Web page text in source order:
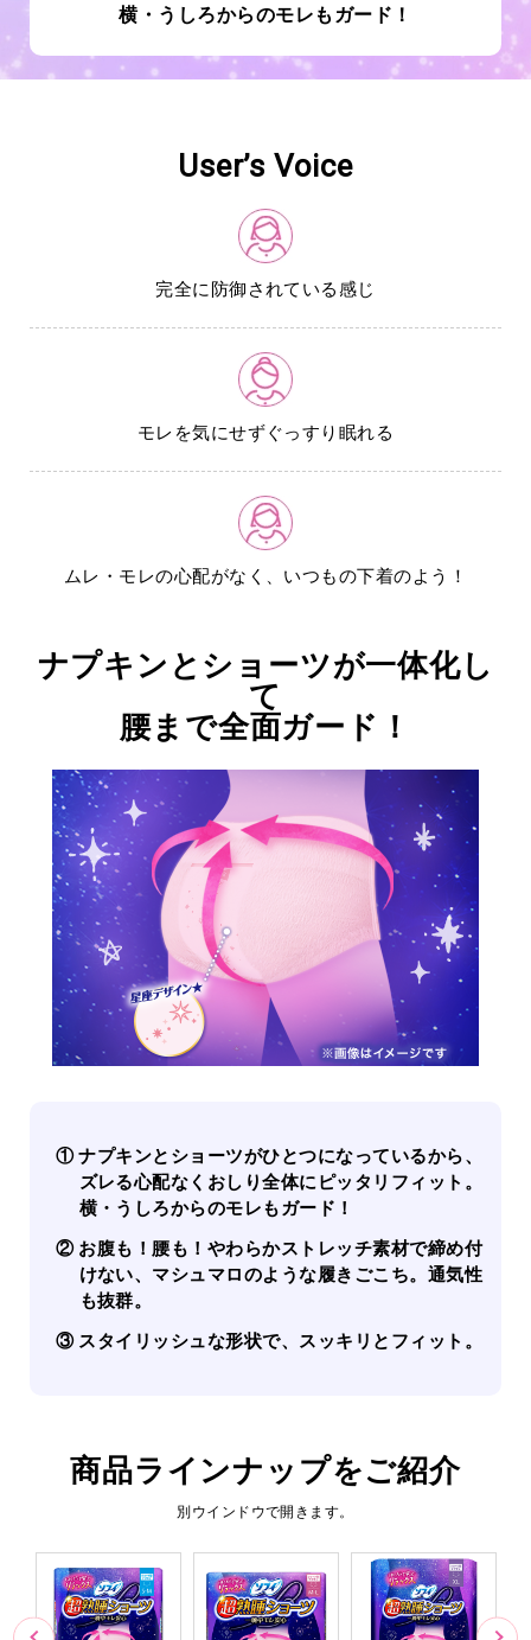
横・うしろからのモレもガード！
User’s Voice
完全に防御されている感じ
モレを気にせずぐっすり眠れる
ムレ・モレの心配がなく、いつもの下着のよう！
ナプキンとショーツが一体化し
て
腰まで全面ガード！
① ナプキンとショーツがひとつになっているから、
ズレる心配なくおしり全体にピッタリフィット。
横・うしろからのモレもガード！
② お腹も！腰も！やわらかストレッチ素材で締め付
けない、マシュマロのような履きごこち。通気性
も抜群。
③ スタイリッシュな形状で、スッキリとフィット。
商品ラインナップをご紹介
別ウインドウで開きます。